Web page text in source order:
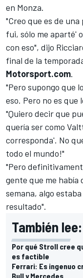
en Monza.
"Creo que es de
fui, sólo me aparté'
con eso", dijo
final de la
Motorsport.com.
"Pero supongo que
eso. Pero no es que
"Quiero decir que
quería ser como
corresponda'. No
todo el mundo!"
"Pero
gente que me había
semana, algo
resultado".
También lee:
Por qué Stroll cree
es factible
Ferrari: Es ingenuo
Bull y Mercedes